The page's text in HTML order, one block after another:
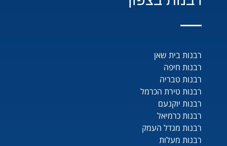
רבנות בית שאן
רבנות חיפה
רבנות טבריה
רבנות טירת הכרמל
רבנות יוקנעם
רבנות כרמיאל
רבנות מגדל העמק
רבנות מעלות